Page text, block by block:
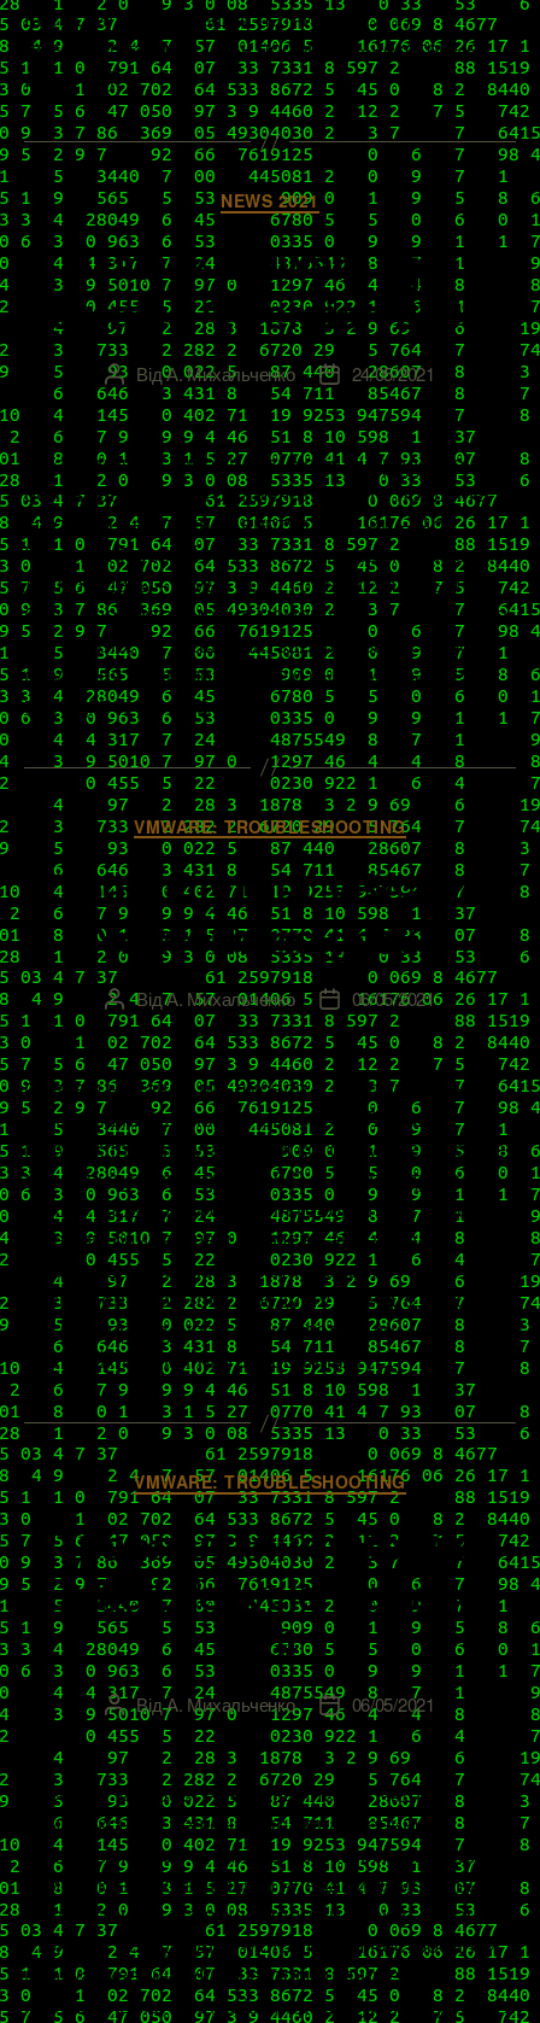
выпустили небольшой патчик (3.1.2.1),
преследовавший цель пофиксить некоторые
баги. […]
Категорії
NEWS 2021
Патч к VMware App
Volumes 4, version 2103.1
Автор
запису
ВідА. Михальченко
Дата
запису
24/05/2021
26 апреля мы писали о выходе очередного
обновления нашего замечательного продукта-
спутника десктопной виртуализации – App
Volumes. Первый патч к нему не заставил себя
долго ждать – 6 мая 2021 года актуальный
билд продукта сменил номер на 4.4.1.4 (скачать
его можно, по традиции, здесь, в зависимости
от уровня лицензии). В нем были исправлены
всего две, однако, […]
Категорії
VMWARE: TROUBLESHOOTING
Траблшутинг vRealize
Network Insight 6.2
Автор
запису
ВідА. Михальченко
Дата
запису
06/05/2021
Совсем недавно мы писали о последнем, на
сегодняшний день, обновлении vRealize
Network Insight, благодаря которому сейчас все
мы пользуемся версией 6.2 этого продукта.
Много слов о нем сегодня говорить не будем –
в самом ближайшем времени анонсируем
публикацию полного цикла статей,
посвященного этому продукту VMware, в том
числе о процедурах его инсталляции,
настройки, администрирования и […]
Категорії
VMWARE: TROUBLESHOOTING
Траблшутинг vRealize
Suite Lifecycle Manager
8.4
Автор
запису
ВідА. Михальченко
Дата
запису
06/05/2021
Lifecycle Manager – неотъемлемая часть
комплексного решения по управлению
облачными и on-premises-решениями VMware, в
комплекте с остальными членами семейства
vRealize накрывающая полный спектр задач,
стоящих перед администратором построенной
виртуализации. vLCM автоматизирует
инсталляцию, настройку, процедуры апгрейда и